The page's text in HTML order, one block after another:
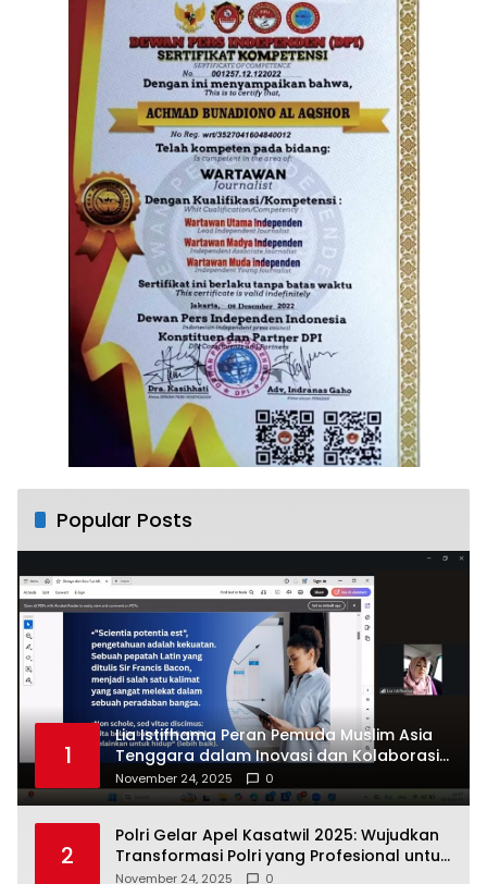
Popular Posts
1
Lia Istifhama Peran Pemuda Muslim Asia
Tenggara dalam Inovasi dan Kolaborasi
Internasional
November 24, 2025 0
2
Polri Gelar Apel Kasatwil 2025: Wujudkan
Transformasi Polri yang Profesional untuk
Masyarakat
November 24, 2025 0